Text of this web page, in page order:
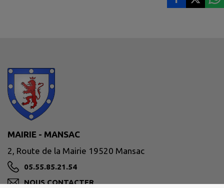
MAIRIE - MANSAC
2, Route de la Mairie 19520 Mansac
05.55.85.21.54
NOUS CONTACTER